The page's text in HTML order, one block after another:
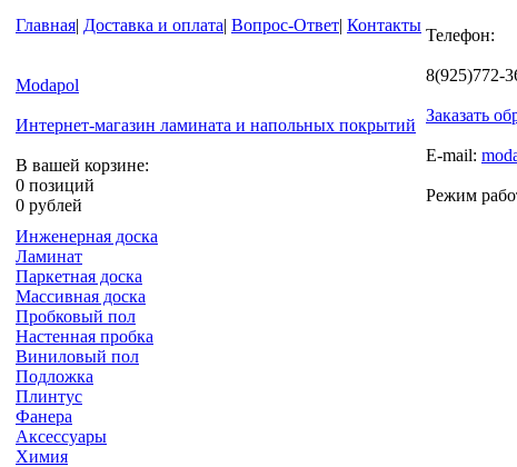
Главная| Доставка и оплата| Вопрос-Ответ| Контакты
Modapol
Интернет-магазин ламината и напольных покрытий
В вашей корзине:
0 позиций
0 рублей
Телефон:
8(925)772-
Заказать
E-mail:
Режим
Инженерная доска
Ламинат
Паркетная доска
Массивная доска
Пробковый пол
Настенная пробка
Виниловый пол
Подложка
Плинтус
Фанера
Аксессуары
Химия